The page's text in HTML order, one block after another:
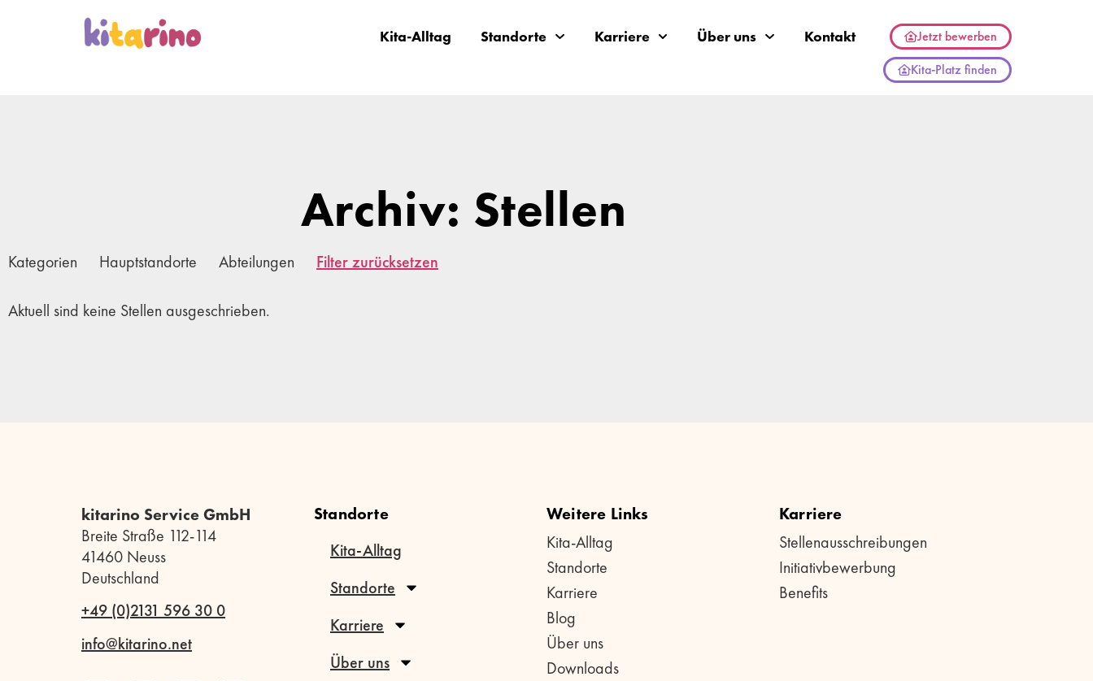
Kita-Alltag Standorte Karriere Über uns Kontakt
Jetzt bewerben
Kita-Platz finden
Archiv: Stellen
Kategorien Hauptstandorte Abteilungen Filter zurücksetzen
Aktuell sind keine Stellen ausgeschrieben.
kitarino Service GmbH
Breite Straße 112-114
41460 Neuss
Deutschland
+49 (0)2131 596 30 0
info@kitarino.net
Standorte
Kita-Alltag
Standorte
Karriere
Über uns
Weitere Links
Kita-Alltag
Standorte
Karriere
Blog
Über uns
Downloads
Karriere
Stellenausschreibungen
Initiativbewerbung
Benefits